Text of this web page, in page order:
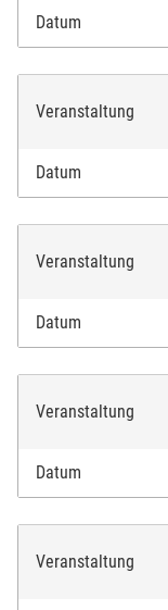
Datum
Veranstaltung
Datum
Veranstaltung
Datum
Veranstaltung
Datum
Veranstaltung